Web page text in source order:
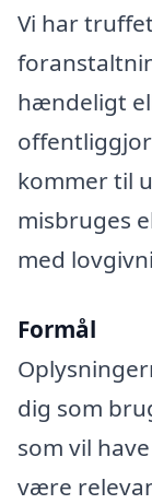
Vi har
hændeligt
kommer til
misbruges
med
Formål
dig som
som vil
være